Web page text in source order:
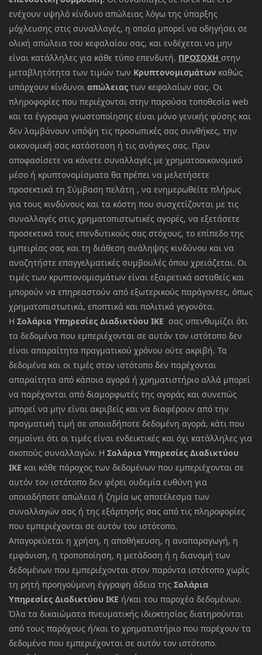
ενέχουν υψηλό κίνδυνο απώλειας λόγω της ύπαρξης
μόχλευσης στις συναλλαγές, η οποία μπορεί να οδηγήσει σε
ολική απώλεια του κεφαλαίου σας, και ενδέχεται να μην
είναι κατάλληλες για κάθε τύπο επενδυτή. ΠΡΟΣΟΧΗ στην
μεταβλητότητα των τιμών των Κρυπτονομισμάτων καθώς
υπάρχουν κίνδυνοι απώλειας των κεφαλαίων σας. Οι
πληροφορίες που περιέχονται στην παρούσα τοποθεσία web
και τα έγγραφα γνωστοποίησης είναι μόνο γενικής φύσης και
δεν λαμβάνουν υπόψη τις προσωπικές σας συνθήκες, την
οικονομική σας κατάσταση ή τις ανάγκες σας. Πριν
αποφασίσετε να κάνετε συναλλαγές με χρηματοοικονομικό
μέσο ή κρυπτονομίσματα θα πρέπει να μελετήσετε
προσεκτικά τη Σύμβαση πελάτη , να ενημερωθείτε πλήρως
για τους κινδύνους και τα κόστη που συσχετίζονται με τις
συναλλαγές στις χρηματοπιστωτικές αγορές, να εξετάσετε
προσεκτικά τους επενδυτικούς σας στόχους, το επίπεδο της
εμπειρίας σας και τη διάθεση ανάληψης κινδύνου και να
αναζητήστε επαγγελματικές συμβουλές όπου χρειάζεται. Οι
τιμές των κρυπτονομισμάτων είναι εξαιρετικά ασταθείς και
μπορούν να επηρεαστούν από εξωτερικούς παράγοντες, όπως
χρηματοπιστωτικά, εποπτικά και πολιτικά γεγονότα.
Η Σολάρια Υπηρεσίες Διαδικτύου ΙΚΕ σας υπενθυμίζει ότι
τα δεδομένα που εμπεριέχονται σε αυτόν τον ιστότοπο δεν
είναι απαραίτητα πραγματικού χρόνου ούτε ακριβή. Τα
δεδομένα και οι τιμές στον ιστότοπο δεν παρέχονται
απαραίτητα από κάποια αγορά ή χρηματιστήριο αλλά μπορεί
να παρέχονται από διαμορφωτές της αγοράς και συνεπώς
μπορεί να μην είναι ακριβείς και να διαφέρουν από την
πραγματική τιμή σε οποιαδήποτε δεδομένη αγορά, κάτι που
σημαίνει ότι οι τιμές είναι ενδεικτικές και όχι κατάλληλες για
σκοπούς συναλλαγών. Η Σολάρια Υπηρεσίες Διαδικτύου
ΙΚΕ και κάθε πάροχος των δεδομένων που εμπεριέχονται σε
αυτόν τον ιστότοπο δεν φέρει ουδεμία ευθύνη για
οποιαδήποτε απώλεια ή ζημία ως αποτέλεσμα των
συναλλαγών σας ή της εξάρτησής σας από τις πληροφορίες
που εμπεριέχονται σε αυτόν τον ιστότοπο.
Απαγορεύεται η χρήση, η αποθήκευση, η αναπαραγωγή, η
εμφάνιση, η τροποποίηση, η μετάδοση ή η διανομή των
δεδομένων που εμπεριέχονται στον παρόντα ιστότοπο χωρίς
τη ρητή προηγούμενη έγγραφη άδεια της Σολάρια
Υπηρεσίες Διαδικτύου ΙΚΕ ή/και του παροχέα δεδομένων.
Όλα τα δικαιώματα πνευματικής ιδιοκτησίας διατηρούνται
από τους παρόχους ή/και το χρηματιστήριο που παρέχουν τα
δεδομένα που εμπεριέχονται σε αυτόν τον ιστότοπο.